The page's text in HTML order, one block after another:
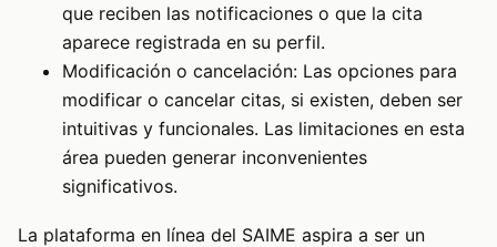
que reciben las notificaciones o que la cita
aparece registrada en su perfil.
Modificación o cancelación: Las opciones para
modificar o cancelar citas, si existen, deben ser
intuitivas y funcionales. Las limitaciones en esta
área pueden generar inconvenientes
significativos.
La plataforma en línea del SAIME aspira a ser un